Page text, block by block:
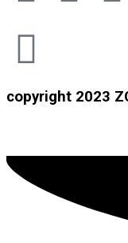
copyright 2023